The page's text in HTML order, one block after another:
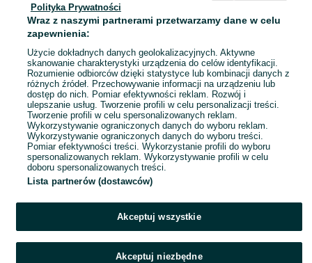
45 zł
Ziempniów
12 lipca 2026
1 2
Polityka Prywatności
Wraz z naszymi partnerami przetwarzamy dane w celu
zapewnienia:
Użycie dokładnych danych geolokalizacyjnych. Aktywne
skanowanie charakterystyki urządzenia do celów identyfikacji.
Rozumienie odbiorców dzięki statystyce lub kombinacji danych z
różnych źródeł. Przechowywanie informacji na urządzeniu lub
dostęp do nich. Pomiar efektywności reklam. Rozwój i
ulepszanie usług. Tworzenie profili w celu personalizacji treści.
Tworzenie profili w celu spersonalizowanych reklam.
Wykorzystywanie ograniczonych danych do wyboru reklam.
Wykorzystywanie ograniczonych danych do wyboru treści.
Pomiar efektywności treści. Wykorzystanie profili do wyboru
spersonalizowanych reklam. Wykorzystywanie profili w celu
doboru spersonalizowanych treści.
Lista partnerów (dostawców)
Akceptuj wszystkie
Akceptuj niezbędne